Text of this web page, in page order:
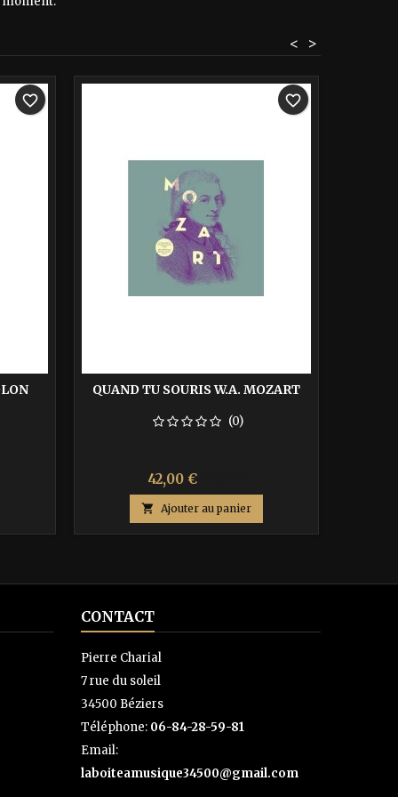
>
<
favorite_border
QUAND TU SOURIS W.A. MOZART
(0)
Prix
42,00 €
base
 Ajouter au panier
favorite_border
CONTACT
Pierre Charial
7 rue du soleil
34500 Béziers
Téléphone: 06-84-28-59-81
Email:
laboiteamusique34500@gmail.com